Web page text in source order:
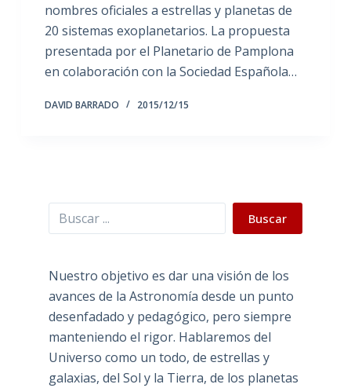
nombres oficiales a estrellas y planetas de
20 sistemas exoplanetarios. La propuesta
presentada por el Planetario de Pamplona
en colaboración con la Sociedad Española…
DAVID BARRADO 2015/12/15
Buscar Buscar
Nuestro objetivo es dar una visión de los
avances de la Astronomía desde un punto
desenfadado y pedagógico, pero siempre
manteniendo el rigor. Hablaremos del
Universo como un todo, de estrellas y
galaxias, del Sol y la Tierra, de los planetas